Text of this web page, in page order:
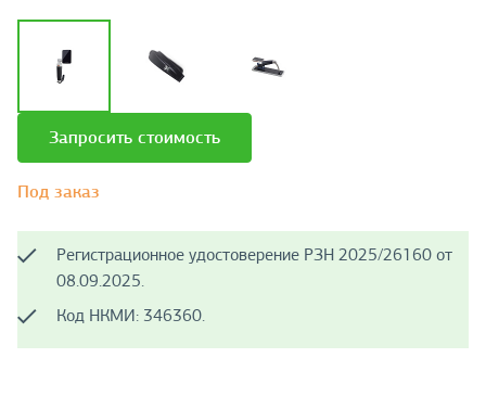
Запросить стоимость
Под заказ
Регистрационное удостоверение РЗН 2025/26160 от
08.09.2025.
Код НКМИ: 346360.